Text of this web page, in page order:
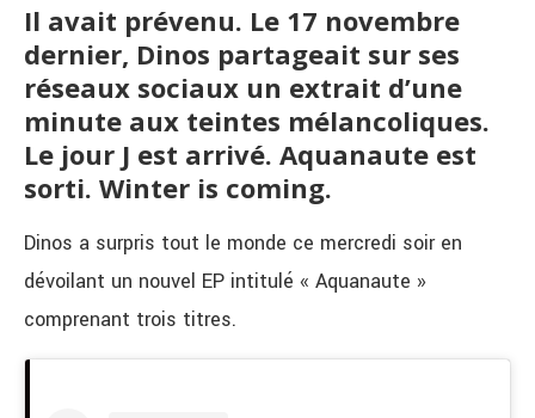
Il avait prévenu. Le 17 novembre
dernier, Dinos partageait sur ses
réseaux sociaux un extrait d’une
minute aux teintes mélancoliques.
Le jour J est arrivé. Aquanaute est
sorti. Winter is coming.
Dinos a surpris tout le monde ce mercredi soir en
dévoilant un nouvel EP intitulé « Aquanaute »
comprenant trois titres.